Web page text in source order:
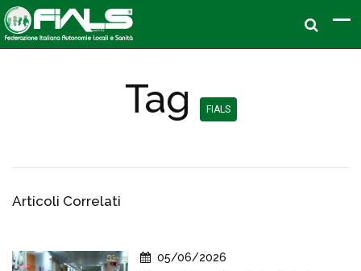
Tag FIALS
Articoli Correlati
05/06/2026